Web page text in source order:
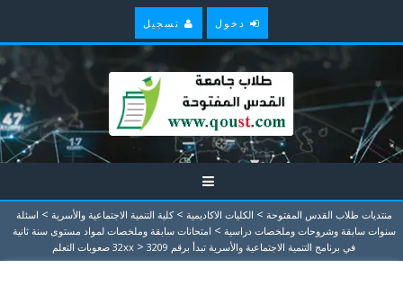
دخول تسجيل
منتديات طلاب القدس المفتوحة > الكليات الاكاديمية > كلية التنمية الاجتماعية والأسرية > اسئلة
سنوات سابقة وشروحات وملخصات دراسية > امتحانات سابقة وملخصات لمواد مستوى سنة ثانية
في برنامج التنمية الاجتماعية والأسرية تبدأ برقم 32xx
> 3209 صعوبات التعلم